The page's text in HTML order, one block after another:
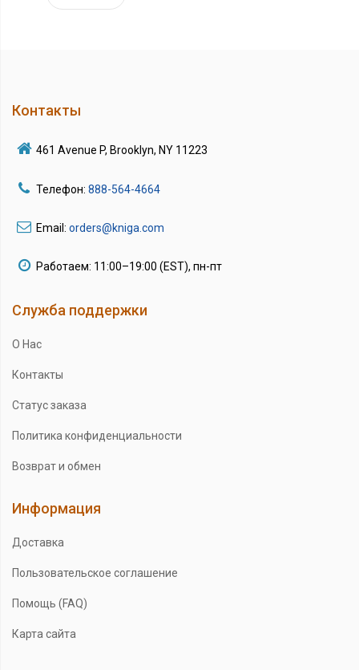
Контакты
461 Avenue P, Brooklyn, NY 11223
Телефон: 888-564-4664
Email: orders@kniga.com
Работаем: 11:00–19:00 (EST), пн-пт
Служба поддержки
О Нас
Контакты
Статус заказа
Политика конфиденциальности
Возврат и обмен
Информация
Доставка
Пользовательское соглашение
Помощь (FAQ)
Карта сайта